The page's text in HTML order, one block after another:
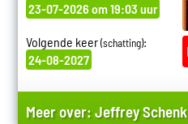
23-07-2026 om 19:03 uur
Volgende keer(schatting):
24-08-2027
Meer over:Jeffrey Schenk